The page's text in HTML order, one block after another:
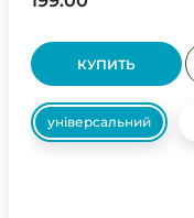
КУПИТЬ
універсальний